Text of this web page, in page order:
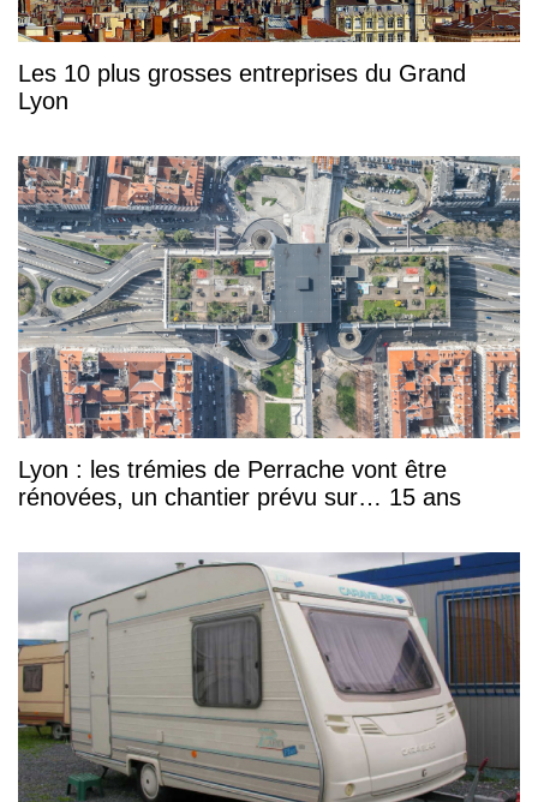
Les 10 plus grosses entreprises du Grand
Lyon
Lyon : les trémies de Perrache vont être
rénovées, un chantier prévu sur… 15 ans